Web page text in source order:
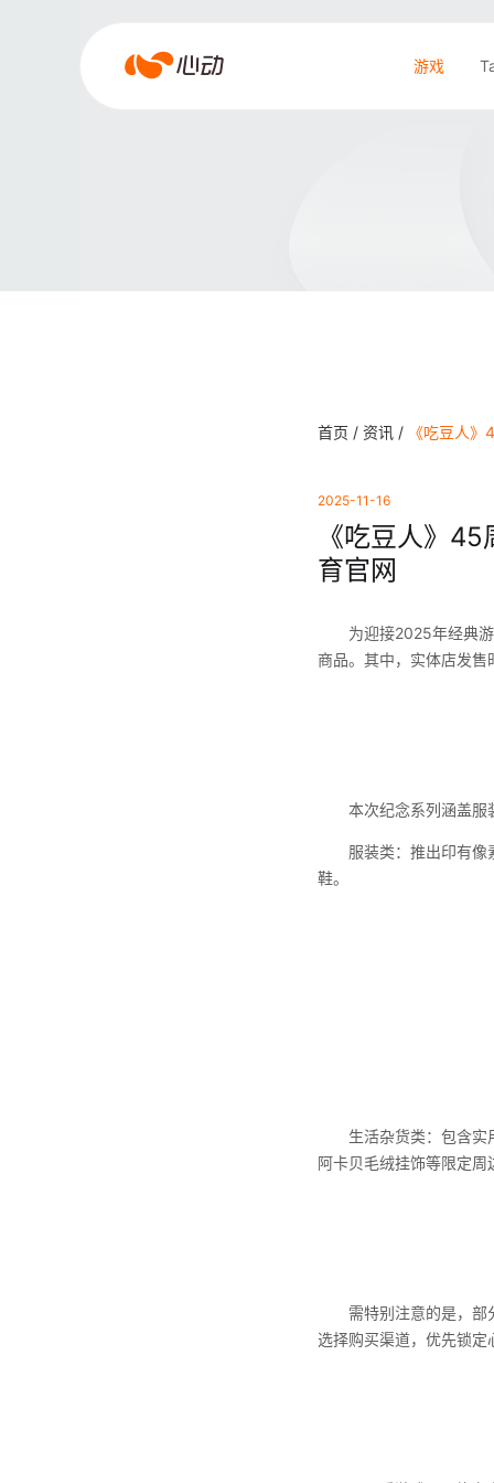
爱
游戏
首页 / 资讯 / 《吃豆人
2025-11-16
《吃豆人》
育官网
为迎接2025年经典游
商品。其中，实体店发
本次纪念系列涵盖服装
服装类：推出印有像素
鞋。
生活杂货类：包含实用
阿卡贝毛绒挂饰等限定周
需特别注意的是，部分
选择购买渠道，优先锁定